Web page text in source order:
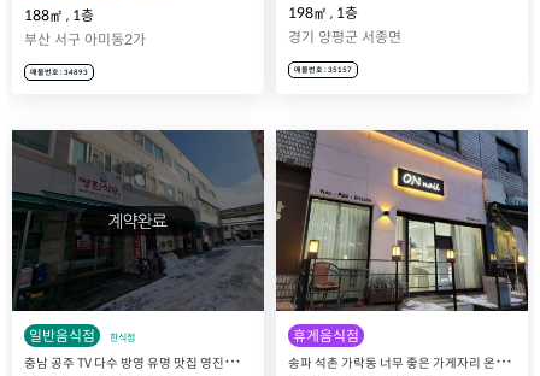
188㎡ , 1층
부산 서구 아미동2가
매물번호 : 34893
198㎡ , 1층
경기 양평군 서종면
매물번호 : 35157
일반음식점 한식점
충
남 공주 TV 다수 방영 유명 맛집 영진식당 매장 매매 양도
휴게음식점
송
파 석촌 가락동 너무 좋은 가게자리 온네일 매장 매매 양도